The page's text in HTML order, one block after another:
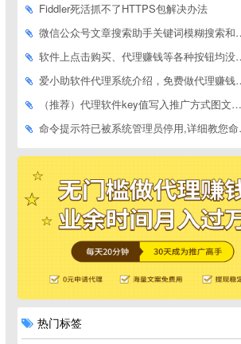
Fiddler死活抓不了HTTPS包解决办法
微信公众号文章搜索助手关键词模糊搜索和精确匹配搜索的区别
软件上点击购买、代理赚钱等各种按钮均没有反应，不打开相应网址怎么解决
爱小助软件代理系统介绍，免费做代理赚钱，带你轻松月收入过万
（推荐）代理软件key值写入推广方式图文教程
命令提示符已被系统管理员停用,详细教您命令提示符已被系统管理员停用怎么办
热门标签